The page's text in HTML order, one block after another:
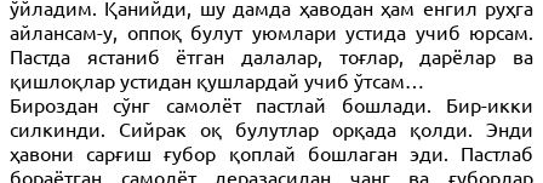
ўйладим. Қанийди, шу дамда ҳаводан ҳам енгил руҳга
айлансам-у, оппоқ булут уюмлари устида учиб юрсам.
Пастда ястаниб ётган далалар, тоғлар, дарёлар ва
қишлоқлар устидан қушлардай учиб ўтсам…
Бироздан сўнг самолёт пастлай бошлади. Бир-икки
силкинди. Сийрак оқ булутлар орқада қолди. Энди
ҳавони сарғиш ғубор қоплай бошлаган эди. Пастлаб
бораётган самолёт деразасидан чанг ва ғуборлар